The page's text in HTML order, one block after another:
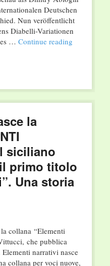
Deutschen
Nun veröffentlicht
Diabelli-Variationen
… Continue reading
la
siciliano
primo titolo
Una storia
collana “Elementi
che pubblica
narrativi nasce
collana per voci nuove,